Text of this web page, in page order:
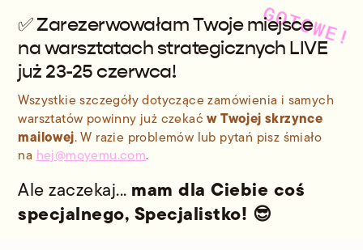
GOTOWE!
✅ Zarezerwowałam Twoje miejsce
na warsztatach strategicznych LIVE
już 23-25 czerwca!
Wszystkie szczegóły dotyczące zamówienia i samych
warsztatów powinny już czekaćw Twojej skrzynce
mailowej. W razie problemów lub pytań pisz śmiało
na hej@moyemu.com.
Ale zaczekaj... mam dla Ciebie coś
specjalnego, Specjalistko! 😎